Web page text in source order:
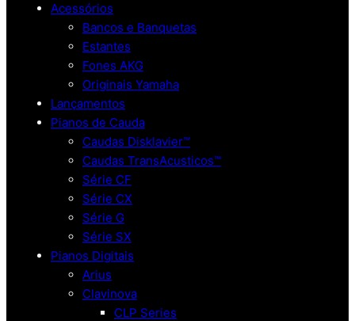
Acessórios
Bancos e Banquetas
Estantes
Fones AKG
Originais Yamaha
Lançamentos
Pianos de Cauda
Caudas Disklavier™
Caudas TransAcusticos™
Série CF
Série CX
Série G
Série SX
Pianos Digitais
Arius
Clavinova
CLP Series